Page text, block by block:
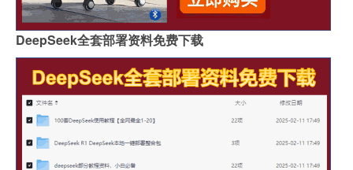
DeepSeek全套部署资料免费下载